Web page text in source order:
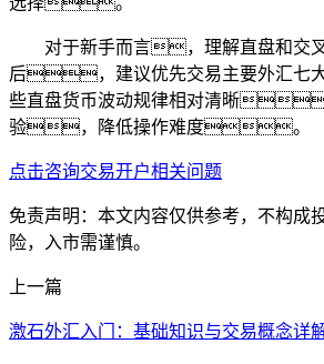
对于新手而言，理解直盘和交
后，建议优先交易主要外汇七
些直盘货币波动规律相对清晰
验，降低操作难度。
点击咨询交易开户相关问题
免责声明：本文内容仅供参考，不构成
险，入市需谨慎。
上一篇
激石外汇入门：基础知识与交易概念详